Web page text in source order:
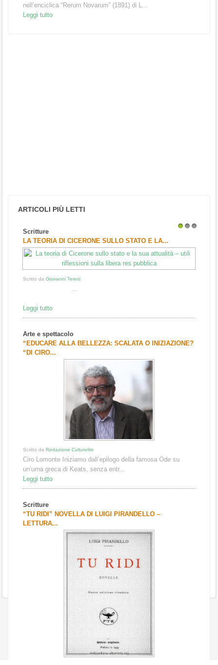
nell’enciclica “Rerum Novarum” (1891) di L...
Leggi tutto
ARTICOLI PIÙ LETTI
Scritture
LA TEORIA DI CICERONE SULLO STATO E LA...
Scritto da Giovanni Teresi
...
Leggi tutto
Arte e spettacolo
“EDUCARE ALLA BELLEZZA: SCALATA O INIZIAZIONE?
“DI CIRO...
Scritto da Redazione Culturelite
Ciro Lomonte Iniziamo dall’epilogo della famosa Ode su
un’urna greca di Keats, senza entr...
Leggi tutto
Scritture
“TU RIDI” NOVELLA DI LUIGI PIRANDELLO –
LETTURA...